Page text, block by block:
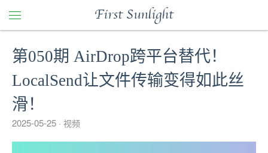
First Sunlight
第050期 AirDrop跨平台替代！
LocalSend让文件传输变得如此丝
滑！
2025-05-25 视频